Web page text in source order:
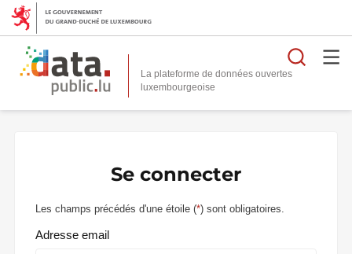
La plateforme de données ouvertes
Se connecter
Les champs précédés d'une étoile (*) sont obligatoires.
Adresse email